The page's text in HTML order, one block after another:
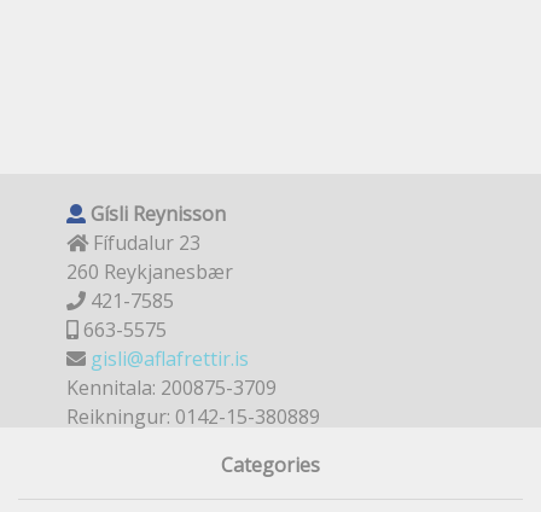
Gísli Reynisson
Fífudalur 23
260 Reykjanesbær
421-7585
663-5575
gisli@aflafrettir.is
Kennitala: 200875-3709
Reikningur: 0142-15-380889
Categories